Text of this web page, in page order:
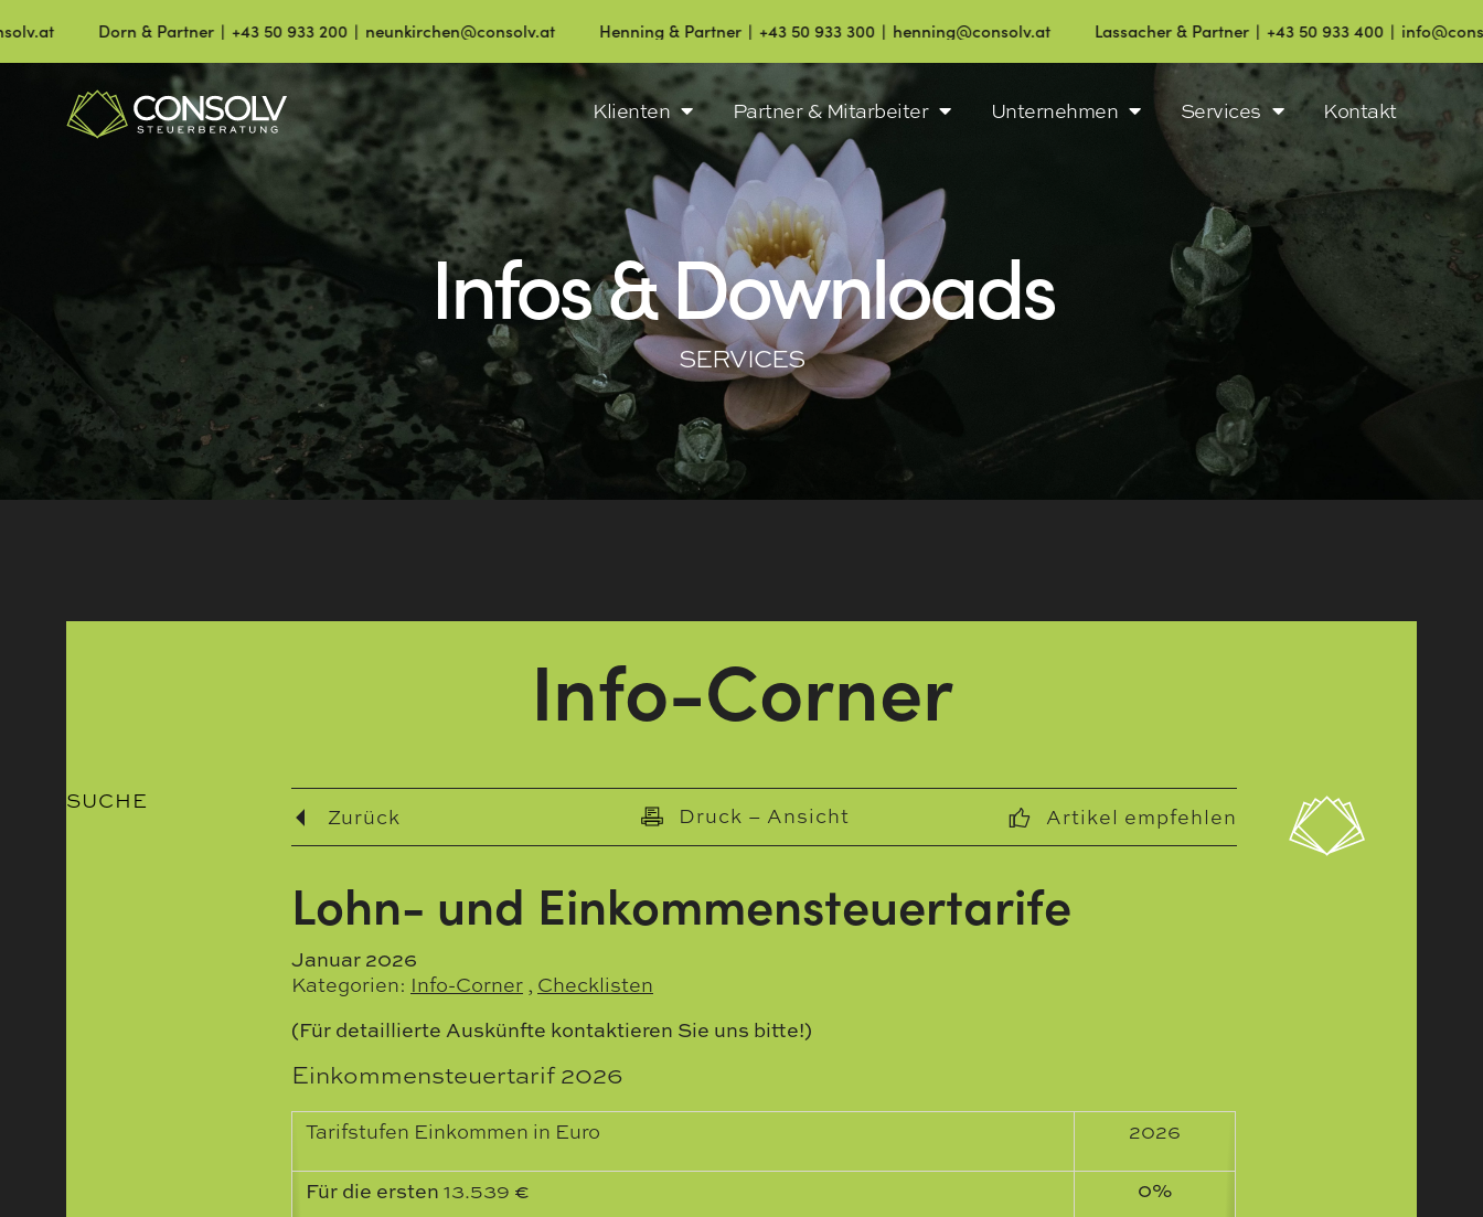
Dorn & Partner ∣ +43 50 933 200 ∣ neunkirchen@consolv.at Henning & Partner ∣ +43 50 933 300 ∣ henning@consolv.at Lassacher & Partner ∣ +43 50 933 400 ∣ info@consolv.at
Klienten Partner & Mitarbeiter Unternehmen Services Kontakt
Infos & Downloads
SERVICES
Info-Corner
SUCHE
Zurück Druck – Ansicht Artikel empfehlen
Lohn- und Einkommensteuertarife
Januar 2026
Kategorien: Info-Corner , Checklisten
(Für detaillierte Auskünfte kontaktieren Sie uns bitte!)
Einkommensteuertarif 2026
Tarifstufen Einkommen in Euro 2026
Für die ersten 13.539 € 0%